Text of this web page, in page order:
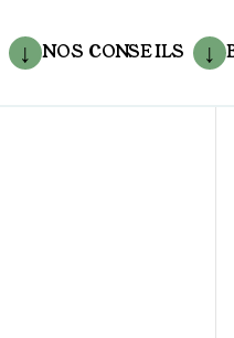
NOS CONSEILS